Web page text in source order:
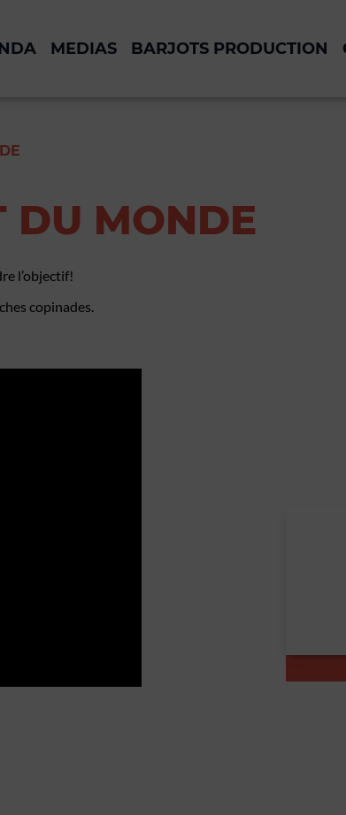
MEDIAS BARJOTS PRODUCTION
DU MONDE
l’objectif!
copinades.